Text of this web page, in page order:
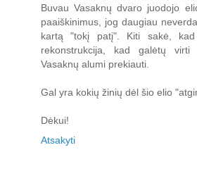
Buvau Vasaknų dvaro juodojo
paaiškinimus, jog daugiau
kartą "tokį patį". Kiti sakė,
rekonstrukcija, kad galėtų
Vasaknų alumi prekiauti.
Gal yra kokių žinių dėl šio elio
Dėkui!
Atsakyti